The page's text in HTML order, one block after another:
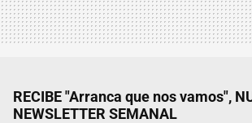
RECIBE "Arranca que nos vamos",
NEWSLETTER SEMANAL